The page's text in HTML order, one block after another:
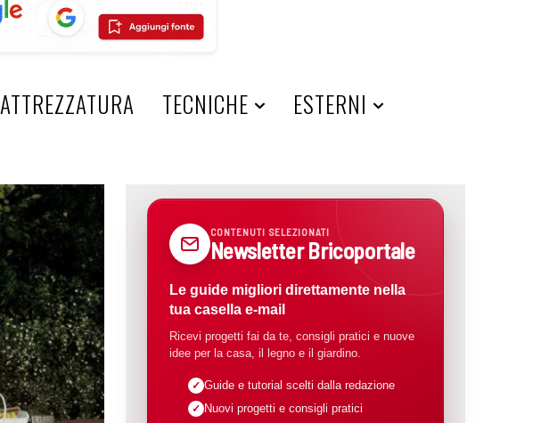
ATTREZZATURA TECNICHE ESTERNI
CONTENUTI SELEZIONATI
Newsletter Bricoportale
Le guide migliori direttamente nella
tua casella e-mail
Ricevi progetti fai da te, consigli pratici e nuove
idee per la casa, il legno e il giardino.
Guide e tutorial scelti dalla redazione
Nuovi progetti e consigli pratici